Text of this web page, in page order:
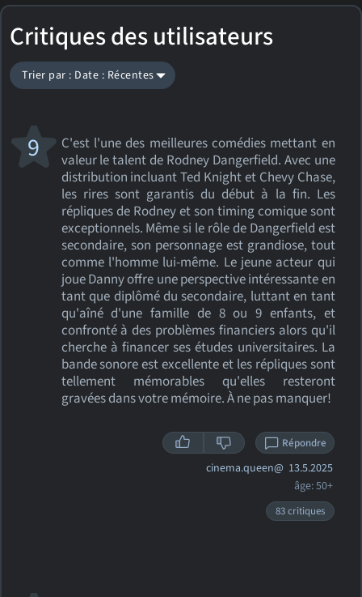
Critiques des utilisateurs
Trier par : Date : Récentes
C'est l'une des meilleures comédies mettant en
valeur le talent de Rodney Dangerfield. Avec une
distribution incluant Ted Knight et Chevy Chase,
les rires sont garantis du début à la fin. Les
répliques de Rodney et son timing comique sont
exceptionnels. Même si le rôle de Dangerfield est
secondaire, son personnage est grandiose, tout
comme l'homme lui-même. Le jeune acteur qui
joue Danny offre une perspective intéressante en
tant que diplômé du secondaire, luttant en tant
qu'aîné d'une famille de 8 ou 9 enfants, et
confronté à des problèmes financiers alors qu'il
cherche à financer ses études universitaires. La
bande sonore est excellente et les répliques sont
tellement mémorables qu'elles resteront
gravées dans votre mémoire. À ne pas manquer!
9
Répondre
cinema.queen@ 13.5.2025
âge: 50+
83 critiques